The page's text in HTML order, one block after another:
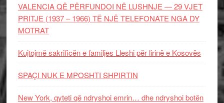
VALENCIA QË PËRFUNDOI NË LUSHNJE — 29 VJET
PRITJE (1937 – 1966) TË NJË TELEFONATE NGA DY
MOTRAT
Kujtojmë sakrificën e familjes Lleshi për lirinë e Kosovës
SPAÇI NUK E MPOSHTI SHPIRTIN
New York, qyteti që ndryshoi emrin… dhe ndryshoi botën